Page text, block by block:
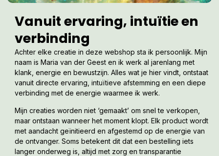
Vanuit ervaring, intuïtie en
verbinding
Achter elke creatie in deze webshop sta ik persoonlijk. Mijn
naam is Maria van der Geest en ik werk al jarenlang met
klank, energie en bewustzijn. Alles wat je hier vindt, ontstaat
vanuit directe ervaring, intuïtieve afstemming en een diepe
verbinding met de energie waarmee ik werk.
Mijn creaties worden niet ‘gemaakt’ om snel te verkopen,
maar ontstaan wanneer het moment klopt. Elk product wordt
met aandacht geïnitieerd en afgestemd op de energie van
de ontvanger. Soms betekent dit dat een bestelling iets
langer onderweg is, altijd met zorg en transparantie